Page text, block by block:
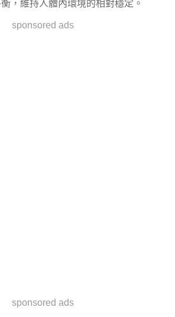
，維持人體內環境的相對穩定。
sponsored ads
sponsored ads